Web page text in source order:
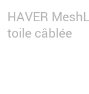
HAVER
toile câblée